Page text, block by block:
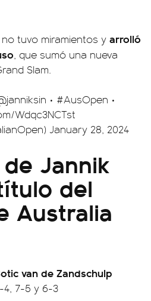
tuvo miramientos y arrolló
, que sumó una nueva
Slam.
• #AusOpen •
Wdqc3NCTst
January 28, 2024
Jannik
del
Australia
van de Zandschulp
4, 7-5 y 6-3